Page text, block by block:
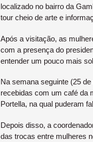
localizado no bairro da
tour cheio de arte e
Após a visitação, as
com a presença do
entender um pouco mais
Na semana seguinte (25
recebidas com um café da
Portella, na qual puderam
Depois disso, a
das trocas entre mulheres